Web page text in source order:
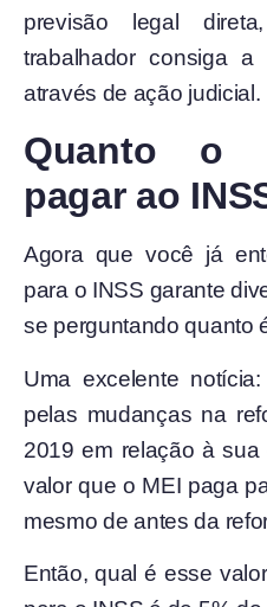
previsão legal
trabalhador consiga a
através de ação judicial.
Quanto o
pagar ao
Agora que você já
para o INSS garante
se perguntando quanto
Uma excelente
pelas mudanças na
2019 em relação à
valor que o MEI paga
mesmo de antes da
Então, qual é esse